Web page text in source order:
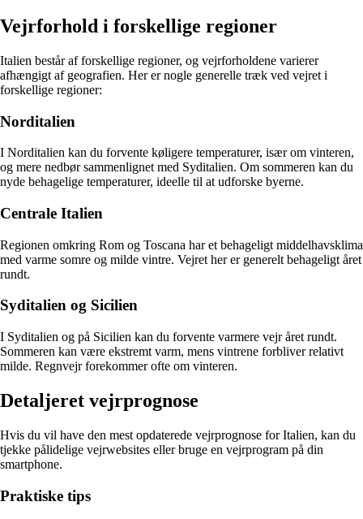
Vejrforhold i forskellige regioner
Italien består af forskellige regioner, og vejrforholdene varierer
afhængigt af geografien. Her er nogle generelle træk ved vejret i
forskellige regioner:
Norditalien
I Norditalien kan du forvente køligere temperaturer, især om vinteren,
og mere nedbør sammenlignet med Syditalien. Om sommeren kan du
nyde behagelige temperaturer, ideelle til at udforske byerne.
Centrale Italien
Regionen omkring Rom og Toscana har et behageligt middelhavsklima
med varme somre og milde vintre. Vejret her er generelt behageligt året
rundt.
Syditalien og Sicilien
I Syditalien og på Sicilien kan du forvente varmere vejr året rundt.
Sommeren kan være ekstremt varm, mens vintrene forbliver relativt
milde. Regnvejr forekommer ofte om vinteren.
Detaljeret vejrprognose
Hvis du vil have den mest opdaterede vejrprognose for Italien, kan du
tjekke pålidelige vejrwebsites eller bruge en vejrprogram på din
smartphone.
Praktiske tips